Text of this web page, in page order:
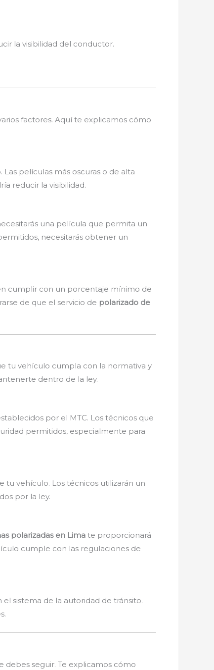
la visibilidad del conductor.
factores. Aquí te explicamos cómo
películas más oscuras o de alta
reducir la visibilidad.
una película que permita un
necesitarás obtener un
cumplir con un porcentaje mínimo de
de que el servicio de polarizado de
tu vehículo cumpla con la normativa y
dentro de la ley.
por el MTC. Los técnicos que
permitidos, especialmente para
tu vehículo. Los técnicos utilizarán un
por la ley.
polarizadas en Lima te proporcionará
cumple con las regulaciones de
sistema de la autoridad de tránsito.
debes seguir. Te explicamos cómo